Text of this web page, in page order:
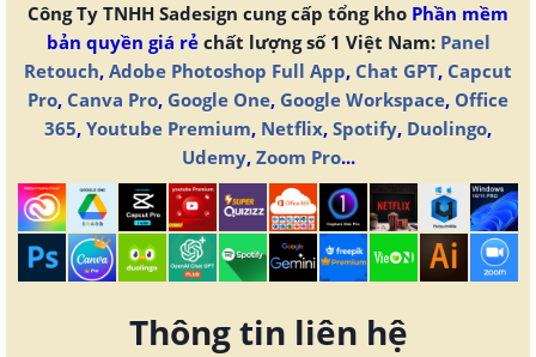
Công Ty TNHH Sadesign cung cấp tổng kho Phần mềm
bản quyền giá rẻchất lượng số 1 Việt Nam: Panel
Retouch, Adobe Photoshop Full App, Chat GPT, Capcut
Pro, Canva Pro, Google One, Google Workspace, Office
365, Youtube Premium, Netflix, Spotify, Duolingo,
Udemy, Zoom Pro...
Thông tin liên hệ